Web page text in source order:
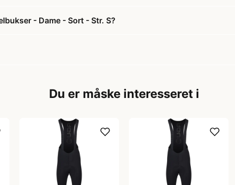
- Dame - Sort - Str. S?
Du er måske interesseret i